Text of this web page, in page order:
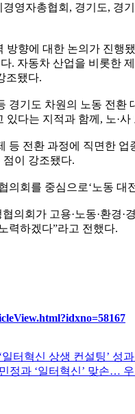
영자총협회, 경기도, 경
방향에 대한 논의가 진
. 자동차 산업을 비롯한
조됐다.
경기도 차원의 노동 전
있다는 지적과 함께, 노·
등 전환 과정에 직면한
이 강조됐다.
의회를 중심으로‘노동
의회가 고용·노동·환경
력하겠다”라고 전했다.
터혁신 상생 컨설팅’ 성
정과 ‘일터혁신’ 맞손…